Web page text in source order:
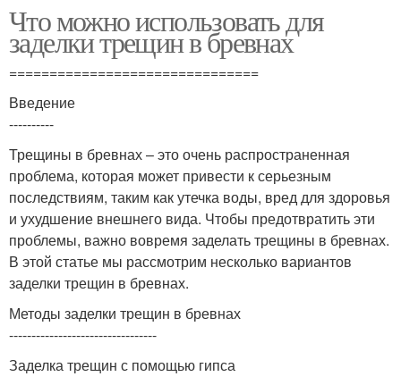
Что можно использовать для
заделки трещин в бревнах
===============================
Введение
----------
Трещины в бревнах – это очень распространенная
проблема, которая может привести к серьезным
последствиям, таким как утечка воды, вред для здоровья
и ухудшение внешнего вида. Чтобы предотвратить эти
проблемы, важно вовремя заделать трещины в бревнах.
В этой статье мы рассмотрим несколько вариантов
заделки трещин в бревнах.
Методы заделки трещин в бревнах
---------------------------------
Заделка трещин с помощью гипса